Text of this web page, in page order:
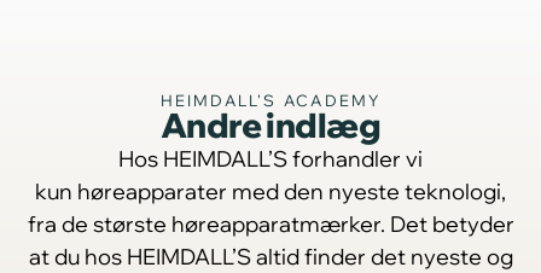
HEIMDALL'S ACADEMY
Andre indlæg
Hos HEIMDALL’S forhandler vi
kun høreapparater med den nyeste teknologi,
fra de største høreapparatmærker. Det betyder
at du hos HEIMDALL’S altid finder det nyeste og